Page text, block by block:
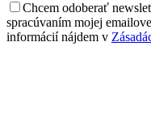
Chcem odoberať
spracúvaním mojej
informácií nájdem v